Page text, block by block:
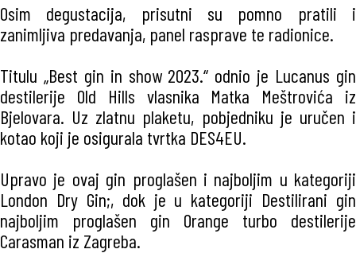
Osim degustacija, prisutni su pomno pratili i
zanimljiva predavanja, panel rasprave te radionice.
Titulu „Best gin in show 2023.“ odnio je Lucanus gin
destilerije Old Hills vlasnika Matka Meštrovića iz
Bjelovara. Uz zlatnu plaketu, pobjedniku je uručen i
kotao koji je osigurala tvrtka DES4EU.
Upravo je ovaj gin proglašen i najboljim u kategoriji
London Dry Gin;, dok je u kategoriji Destilirani gin
najboljim proglašen gin Orange turbo destilerije
Carasman iz Zagreba.